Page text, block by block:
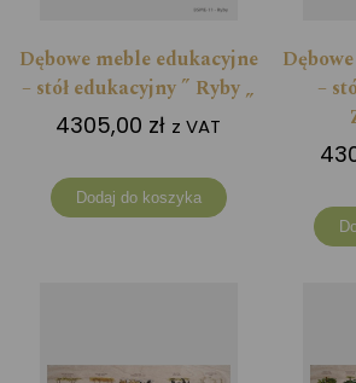
Dębowe meble edukacyjne
– stół edukacyjny ” Ryby „
4305,00 zł z VAT
Dodaj do koszyka
–